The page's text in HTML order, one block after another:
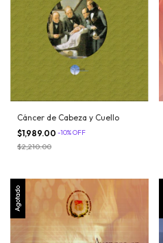
Cáncer de Cabeza y Cuello
$1,989.00 -10%OFF
$2,210.00
Agotado